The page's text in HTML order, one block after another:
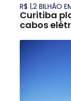
R$ 1,2 BILHÃO
Curitiba
cabos